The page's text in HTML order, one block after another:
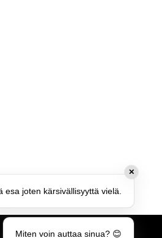
✕
joten kärsivällisyyttä vielä.
Miten voin auttaa sinua? 😊